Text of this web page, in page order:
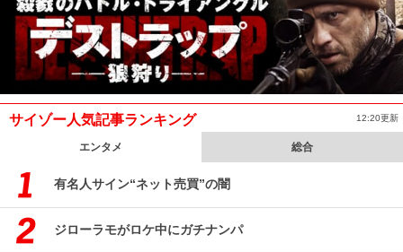
サイゾー人気記事ランキング 12:20更新
エンタメ 総合
有名人サイン“ネット売買”の闇
ジローラモがロケ中にガチナンパ